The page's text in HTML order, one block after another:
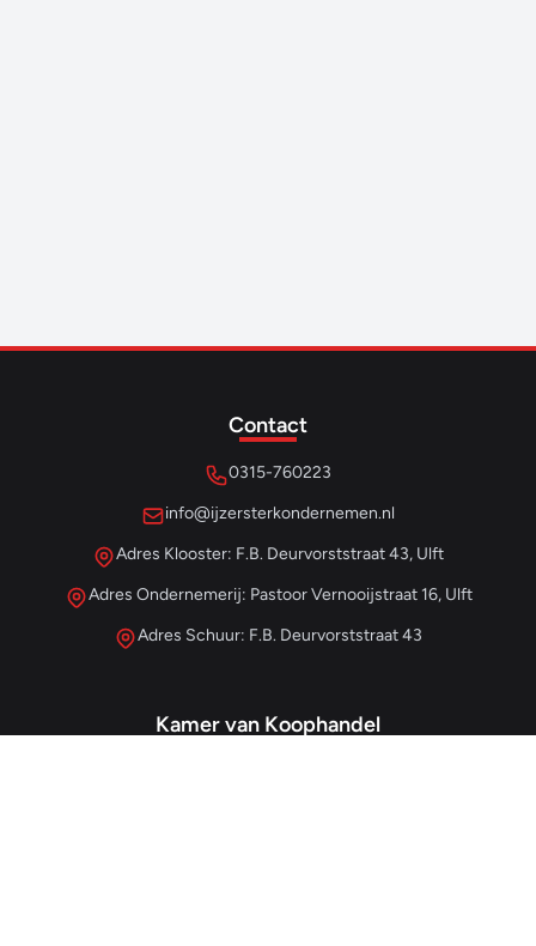
Contact
0315-760223
info@ijzersterkondernemen.nl
Adres Klooster: F.B. Deurvorststraat 43, Ulft
Adres Ondernemerij: Pastoor Vernooijstraat 16, Ulft
Adres Schuur: F.B. Deurvorststraat 43
Kamer van Koophandel